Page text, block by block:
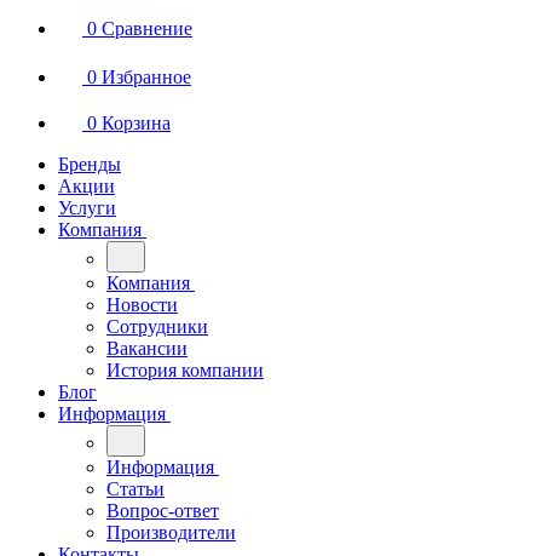
0 Сравнение
0 Избранное
0 Корзина
Бренды
Акции
Услуги
Компания
Компания
Новости
Сотрудники
Вакансии
История компании
Блог
Информация
Информация
Статьи
Вопрос-ответ
Производители